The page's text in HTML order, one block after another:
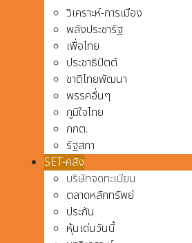
วิเคราะห์-การเมือง
พลังประชารัฐ
เพื่อไทย
ประชาธิปัตต์
ชาติไทยพัฒนา
พรรคอื่นๆ
ภูมิใจไทย
กกต.
รัฐสภา
SET-คลัง
บริษัทจดทะเบียน
ตลาดหลักทรัพย์
ประกัน
หุ้นเด่นวันนี้